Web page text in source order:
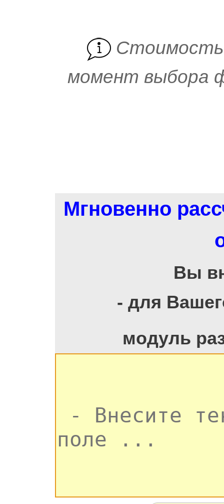
Cтоимость
момент выбора
Мгновенно
Вы
- для
модуль